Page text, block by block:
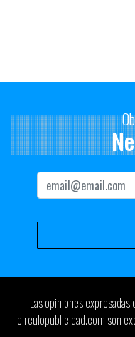
Las opiniones
circulopublicidad.com son